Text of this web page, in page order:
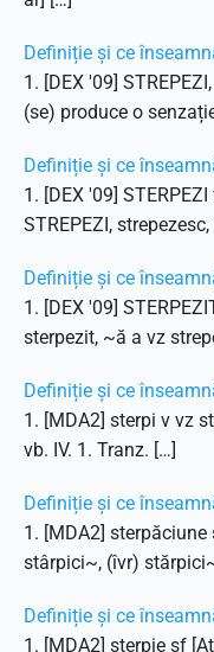
Definiție și ce
1. [DEX '09]
(se) produce o
Definiție și ce
1. [DEX '09]
STREPEZI, strepezesc,
Definiție și ce
1. [DEX '09]
sterpezit, ~ă a vz
Definiție și ce
1. [MDA2] sterpi v vz
vb. IV. 1. Tranz. […]
Definiție și ce
1. [MDA2] sterpăciune
stârpici~, (îvr)
Definiție și ce
1. [MDA2] sterpie sf